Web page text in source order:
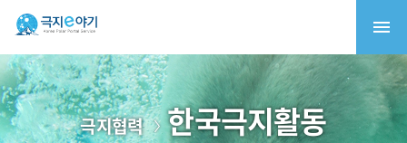
극지협력 한국극지활동